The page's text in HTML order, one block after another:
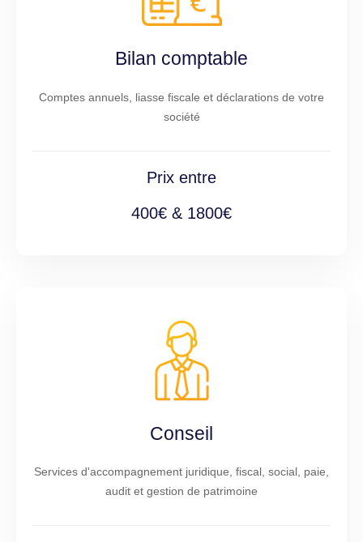
Bilan comptable
Comptes annuels, liasse fiscale et déclarations de votre
société
Prix entre
400€ & 1800€
Conseil
Services d'accompagnement juridique, fiscal, social, paie,
audit et gestion de patrimoine